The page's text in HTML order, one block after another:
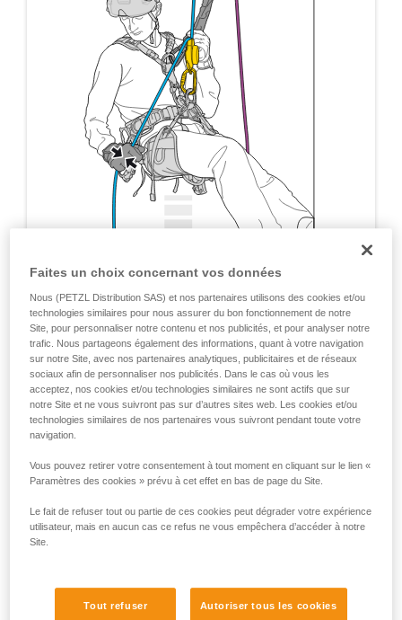
Faites un choix concernant vos données
Nous (PETZL Distribution SAS) et nos partenaires utilisons des cookies et/ou
technologies similaires pour nous assurer du bon fonctionnement de notre
Site, pour personnaliser notre contenu et nos publicités, et pour analyser notre
trafic. Nous partageons également des informations, quant à votre navigation
sur notre Site, avec nos partenaires analytiques, publicitaires et de réseaux
sociaux afin de personnaliser nos publicités. Dans le cas où vous les
acceptez, nos cookies et/ou technologies similaires ne sont actifs que sur
notre Site et ne vous suivront pas sur d’autres sites web. Les cookies et/ou
technologies similaires de nos partenaires vous suivront pendant toute votre
navigation.
Vous pouvez retirer votre consentement à tout moment en cliquant sur le lien «
Paramètres des cookies » prévu à cet effet en bas de page du Site.
Le fait de refuser tout ou partie de ces cookies peut dégrader votre expérience
utilisateur, mais en aucun cas ce refus ne vous empêchera d’accéder à notre
Site.
Tout refuser Autoriser tous les cookies